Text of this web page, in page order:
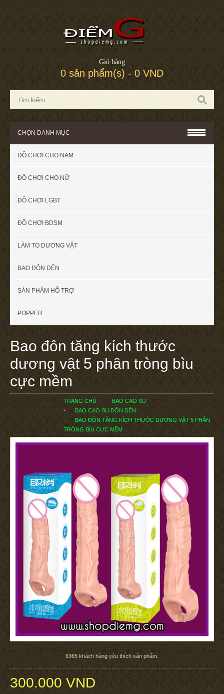
Giỏ hàng
0 sản phẩm(s) - 0 VND
CHỌN DANH MỤC
ĐỒ CHƠI CHO NAM
ĐỒ CHƠI CHO NỮ
ĐỒ CHƠI LGBT
ĐỒ CHƠI BDSM
LÀM TO DƯƠNG VẬT
BAO ĐÔN DÊN
SẢN PHẨM HỖ TRỢ
POPPER
Bao đôn tăng kích thước
dương vật 5 phân tròng bìu
cực mềm
TRANG CHỦ
BAO CAO SU
BAO CAO SU ĐÔN DÊN
BAO ĐÔN TĂNG KÍCH THƯỚC DƯƠNG VẬT 5 PHÂN
TRÒNG BÌU CỰC MỀM
6365 khách hàng yêu thích sản phẩm.
300.000 VND